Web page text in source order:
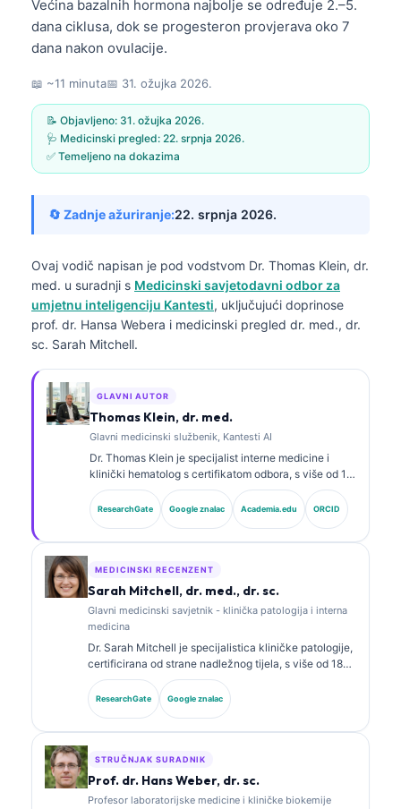
Većina bazalnih hormona najbolje se određuje 2.–5.
dana ciklusa, dok se progesteron provjerava oko 7
dana nakon ovulacije.
📖 ~11 minuta📅 31. ožujka 2026.
📝 Objavljeno: 31. ožujka 2026.
🩺 Medicinski pregled: 22. srpnja 2026.
✅ Temeljeno na dokazima
🔄 Zadnje ažuriranje:22. srpnja 2026.
Ovaj vodič napisan je pod vodstvom Dr. Thomas Klein, dr.
med. u suradnji s Medicinski savjetodavni odbor za
umjetnu inteligenciju Kantesti, uključujući doprinose
prof. dr. Hansa Webera i medicinski pregled dr. med., dr.
sc. Sarah Mitchell.
GLAVNI AUTOR
Thomas Klein, dr. med.
Glavni medicinski službenik, Kantesti AI
Dr. Thomas Klein je specijalist interne medicine i
klinički hematolog s certifikatom odbora, s više od 15
godina iskustva u laboratorijskoj medicini i kliničkoj
analizi uz pomoć AI-ja. Kao glavni liječnik (Chief
Medical Officer) u Kantesti AI, pruža klinički nadzor
tumačenju biomarkera i laboratorijskoj dijagnostici na
temu laboratorijske medicine.
ResearchGate Google znalac Academia.edu ORCID
MEDICINSKI RECENZENT
Sarah Mitchell, dr. med., dr. sc.
Glavni medicinski savjetnik - klinička patologija i interna
medicina
Dr. Sarah Mitchell je specijalistica kliničke patologije,
certificirana od strane nadležnog tijela, s više od 18
godina iskustva u laboratorijskoj medicini i
dijagnostičkoj analizi. Ima specijalističke certifikate iz
kliničke kemije te je opsežno objavljivala o panelima
ResearchGate Google znalac
STRUČNJAK SURADNIK
Prof. dr. Hans Weber, dr. sc.
Profesor laboratorijske medicine i kliničke biokemije